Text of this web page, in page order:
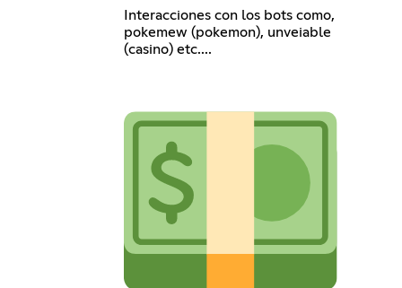
Interacciones con los bots como,
pokemew (pokemon), unveiable
(casino) etc....